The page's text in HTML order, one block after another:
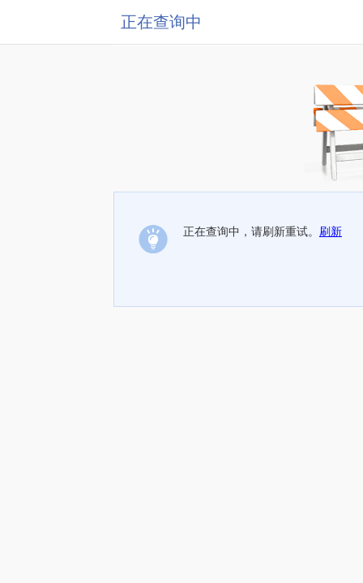
正在查询中
正在查询中，请刷新重试。 刷新